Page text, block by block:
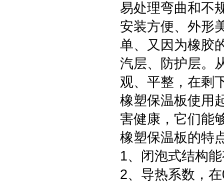
易处理弯曲和不
安装方便、外形
单、又因为橡胶
汽层、防护层。
观、平整，在剩
橡塑保温板使用
害健康，它们能
橡塑保温板的特
1、闭泡式结构
2、导热系数，